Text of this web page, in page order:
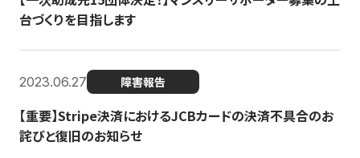
台づくりを目指します
2023.06.27 障害報告
【重要】Stripe決済におけるJCBカードの決済不具合のお
詫びと復旧のお知らせ